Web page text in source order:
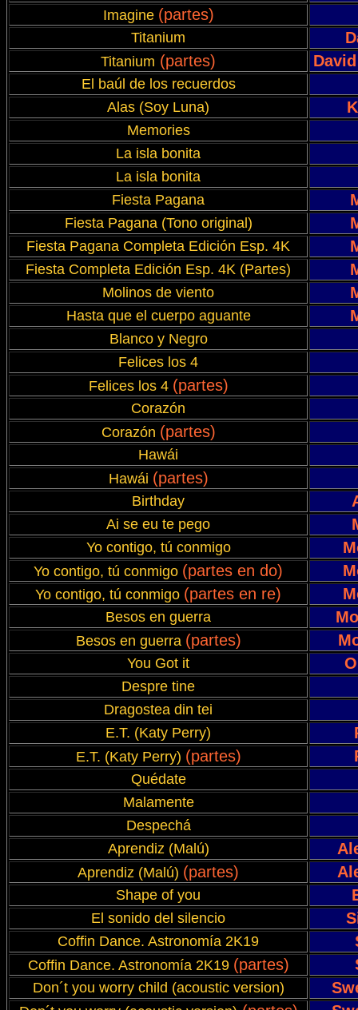
Imagine (partes)
Titanium
Titanium (partes)
El baúl de los recuerdos
Alas (Soy Luna)
Memories
La isla bonita
La isla bonita
Fiesta Pagana
Fiesta Pagana (Tono original)
Fiesta Pagana Completa Edición Esp. 4K
Fiesta Completa Edición Esp. 4K (Partes)
Molinos de viento
Hasta que el cuerpo aguante
Blanco y Negro
Felices los 4
Felices los 4 (partes)
Corazón
Corazón (partes)
Hawái
Hawái (partes)
Birthday
Ai se eu te pego
Yo contigo, tú conmigo
Yo contigo, tú conmigo (partes en do)
Yo contigo, tú conmigo (partes en re)
Besos en guerra
Besos en guerra (partes)
You Got it
Despre tine
Dragostea din tei
E.T. (Katy Perry)
E.T. (Katy Perry) (partes)
Quédate
Malamente
Despechá
Aprendiz (Malú)
Aprendiz (Malú) (partes)
Shape of you
El sonido del silencio
Coffin Dance. Astronomía 2K19
Coffin Dance. Astronomía 2K19 (partes)
Don´t you worry child (acoustic version)